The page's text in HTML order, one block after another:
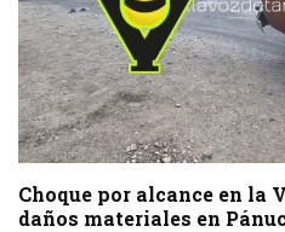
Choque por alcance en la
daños materiales en